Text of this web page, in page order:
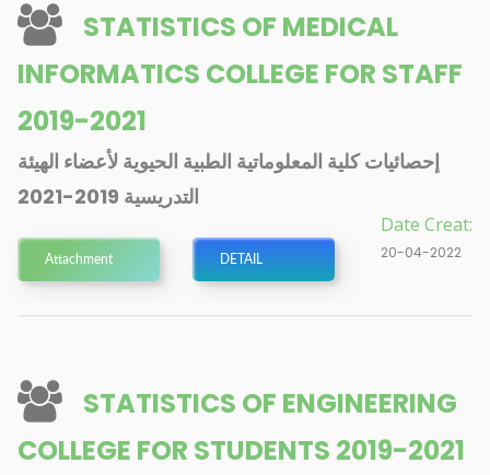
STATISTICS OF MEDICAL
INFORMATICS COLLEGE FOR STAFF
2019-2021
إحصائيات كلية المعلوماتية الطبية الحيوية لأعضاء الهيئة
التدريسية 2019-2021
Date Creat:
20-04-2022
Attachment DETAIL
STATISTICS OF ENGINEERING
COLLEGE FOR STUDENTS 2019-2021